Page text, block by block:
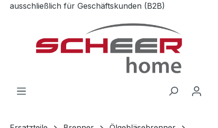
Zum Hauptinhalt springen
ausschließlich für Geschäftskunden (B2B)